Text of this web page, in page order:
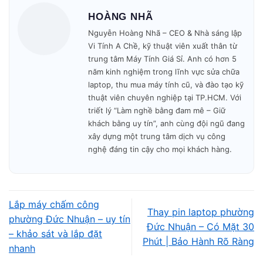
Kinh nghiệm thực tế và kỹ
thuật chuyên sâu
Vi Tính A Chề có đội ngũ kỹ thuật hơn 10
năm sửa chữa laptop, quen xử lý các tình
trạng như lỗi nguồn, mất nguồn, treo logo,
luôn đặt tính chính xác lên hàng đầu, tìm
đúng nguyên nhân gốc thay vì thay linh kiện
không cần thiết.
HOÀNG NHÃ
Nguyễn Hoàng Nhã – CEO & Nhà sáng lập
Vi Tính A Chề, kỹ thuật viên xuất thân từ
trung tâm Máy Tính Giá Sỉ. Anh có hơn 5
năm kinh nghiệm trong lĩnh vực sửa chữa
laptop, thu mua máy tính cũ, và đào tạo kỹ
thuật viên chuyên nghiệp tại TP.HCM. Với
triết lý “Làm nghề bằng đam mê – Giữ
khách bằng uy tín”, anh cùng đội ngũ đang
xây dựng một trung tâm dịch vụ công
nghệ đáng tin cậy cho mọi khách hàng.
Lắp máy chấm công
phường Đức Nhuận – uy tín
– khảo sát và lắp đặt
nhanh
Thay pin laptop phường
Đức Nhuận – Có Mặt 30
Phút | Bảo Hành Rõ Ràng